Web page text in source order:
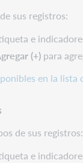
sus registros:
e
(+) para
en la lista
de sus registros:
e